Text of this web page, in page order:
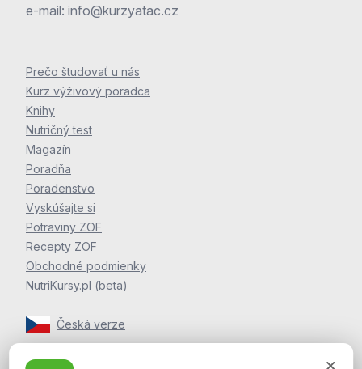
e-mail: info@kurzyatac.cz
Prečo študovať u nás
Kurz výživový poradca
Knihy
Nutričný test
Magazín
Poradňa
Poradenstvo
Vyskúšajte si
Potraviny ZOF
Recepty ZOF
Obchodné podmienky
NutriKursy.pl (beta)
Česká verze